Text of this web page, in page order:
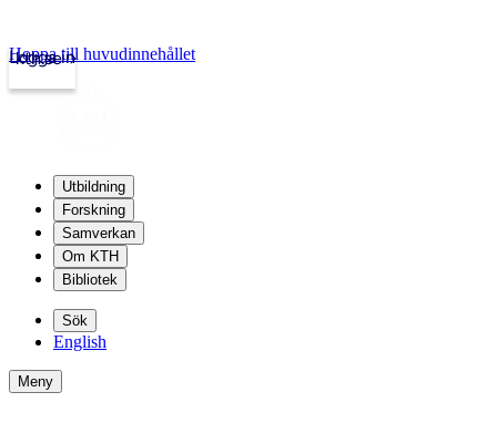
kth.se
Logga in
Hoppa till huvudinnehållet
Utbildning
Forskning
Samverkan
Om KTH
Bibliotek
Sök
English
Meny